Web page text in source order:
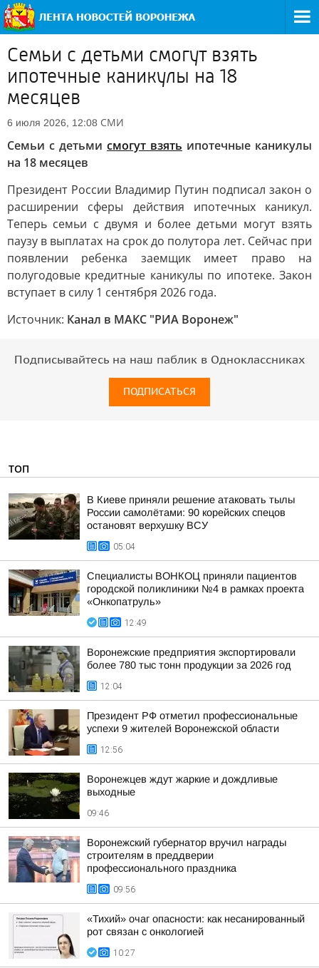
Семьи с детьми смогут взять
ипотечные каникулы на 18
месяцев
6 июля 2026, 12:08 СМИ
Семьи с детьми смогут взять ипотечные каникулы
на 18 месяцев
Президент России Владимир Путин подписал закон о
расширении сферы действия ипотечных каникул.
Теперь семьи с двумя и более детьми могут взять
паузу в выплатах на срок до полутора лет. Сейчас при
появлении ребенка заемщик имеет право на
полугодовые кредитные каникулы по ипотеке. Закон
вступает в силу 1 сентября 2026 года.
Источник: Канал в МАКС "РИА Воронеж"
Подписывайтесь на наш паблик в Одноклассниках
ПОДПИСАТЬСЯ
ТОП
В Киеве приняли решение атаковать тылы
России самолётами: 90 корейских спецов
остановят верхушку ВСУ
05:04
Специалисты ВОНКОЦ приняли пациентов
городской поликлиники №4 в рамках проекта
«Онкопатруль»
12:49
Воронежские предприятия экспортировали
более 780 тыс тонн продукции за 2026 год
12:04
Президент РФ отметил профессиональные
успехи 9 жителей Воронежской области
12:56
Воронежцев ждут жаркие и дождливые
выходные
09:46
Воронежский губернатор вручил награды
строителям в преддверии
профессионального праздника
09:56
«Тихий» очаг опасности: как несанированный
рот связан с онкологией
10:27